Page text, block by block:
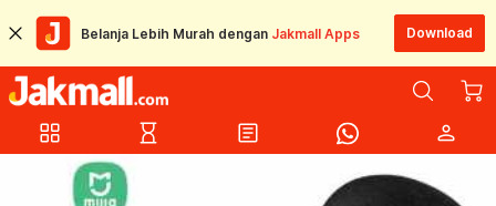
Belanja Lebih Murah dengan Jakmall Apps Download
grid_view hourglass_empty article person